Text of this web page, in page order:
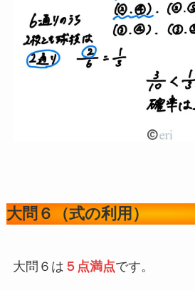
大問６（式の利用）
大問６は ５点満点です。